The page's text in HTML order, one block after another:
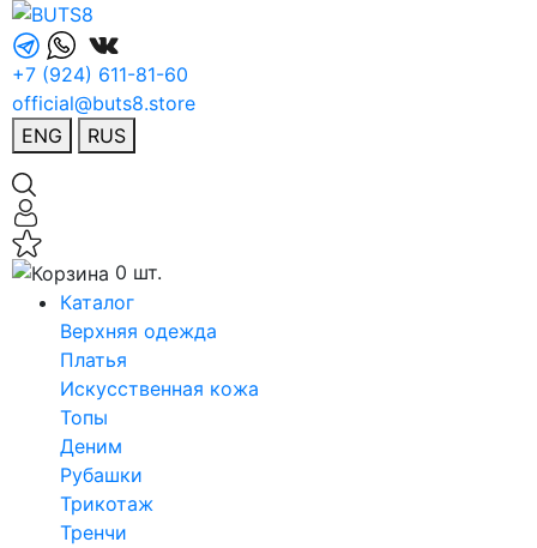
+7 (924) 611-81-60
official@buts8.store
ENG
RUS
0 шт.
Каталог
Верхняя одежда
Платья
Искусственная кожа
Топы
Деним
Рубашки
Трикотаж
Тренчи